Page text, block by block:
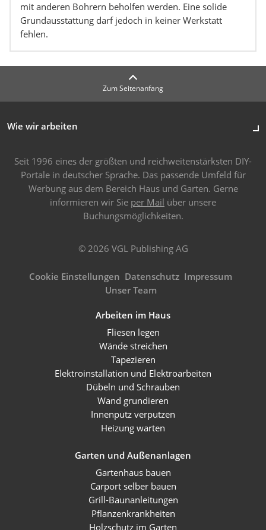
mit anderen Bohrern beholfen werden. Eine solide
Grundausstattung darf jedoch in keiner Werkstatt
fehlen.
Zum Seitenanfang
Wie wir arbeiten
Seit 1996 eines der größten und reichweitenstärksten DIY-
Portale in deutscher Sprache. Das passende Umfeld für
Werbung aus dem Bereich Haus und Garten. Gerne
informieren wir Sie per Mail über unsere
Buchungsmöglichkeiten.
© 2026 VGL Publishing AG
Cookie Einstellungen Datenschutz Impressum
Unser Team
Arbeiten im Haus
Fliesen legen
Wände streichen
Tapezieren
Elektroinstallation und Elektroarbeiten
Dübeln und Schrauben
Wand grundieren
Innenputz verputzen
Heizung warten
Garten und Außenanlagen
Gartenhaus bauen
Carport selber bauen
Grill-Baunanleitungen
Pflanzenkrankheiten
Holzschutz im Garten